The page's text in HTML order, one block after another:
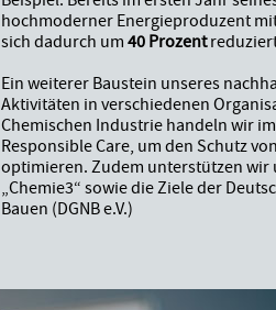
hochmoderner Energieproduzent
sich dadurch um 40 Prozent
Ein weiterer Baustein unseres
Aktivitäten in verschiedenen
Chemischen Industrie handeln wir
Responsible Care, um den Schutz
optimieren. Zudem unterstützen wir
„Chemie3“ sowie die Ziele der
Bauen (DGNB e.V.)